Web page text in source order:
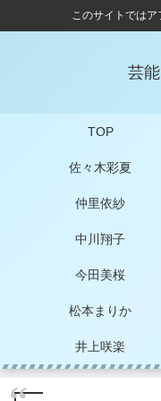
このサイトでは
芸
TOP
佐々木彩夏
仲里依紗
中川翔子
今田美桜
松本まりか
井上咲楽